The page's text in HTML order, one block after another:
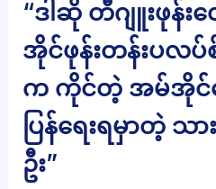
“ဒါဆို တီဂျူးဖုန်းလ
အိုင်ဖုန်းတန်းပလ
က ကိုင်တဲ့ အမ်အိုင်လ
ပြန်ရေးရမှာတဲ့ သ
ဦး”